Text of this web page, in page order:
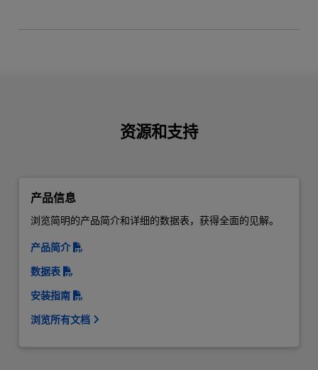
资源和支持
产品信息
浏览简明的产品简介和详细的数据表，获得全面的见解。
产品简介
数据表
安装指南
浏览所有文档